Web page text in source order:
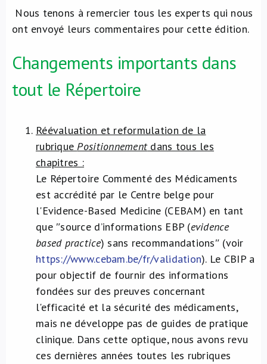
Nous tenons à remercier tous les experts qui nous
ont envoyé leurs commentaires pour cette édition.
Changements importants dans
tout le Répertoire
Réévaluation et reformulation de la
rubriquePositionnementdans tous les
chapitres :
Le Répertoire Commenté des Médicaments
est accrédité par le Centre belge pour
l'Evidence-Based Medicine (CEBAM) en tant
que ʺsource d’informations EBP (evidence
based practice) sans recommandationsʺ (voir
https://www.cebam.be/fr/validation). Le CBIP a
pour objectif de fournir des informations
fondées sur des preuves concernant
l'efficacité et la sécurité des médicaments,
mais ne développe pas de guides de pratique
clinique. Dans cette optique, nous avons revu
ces dernières années toutes les rubriques